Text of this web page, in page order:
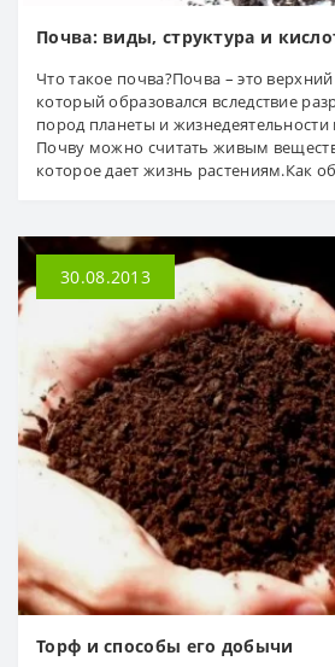
Почва: виды, структура и
Что такое почва?Почва – это
который образовался вследствие
пород планеты и
Почву можно считать живым
которое дает жизнь растениям.Как
30.08.2013
Торф и способы его добычи